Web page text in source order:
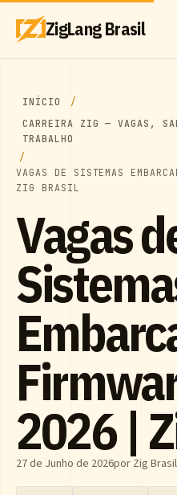
ZigLang Brasil
INÍCIO
CARREIRA ZIG — VAGAS,
TRABALHO
VAGAS DE SISTEMAS
ZIG BRASIL
Vagas
2026 |
27 de Junho de 2026por Zig Brasil